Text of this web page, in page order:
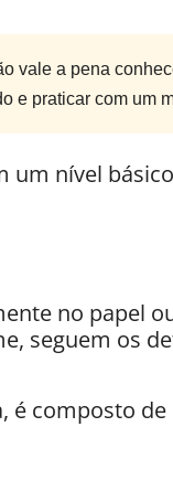
vale a pena
e praticar com um
um nível básico
no papel
seguem os
é composto